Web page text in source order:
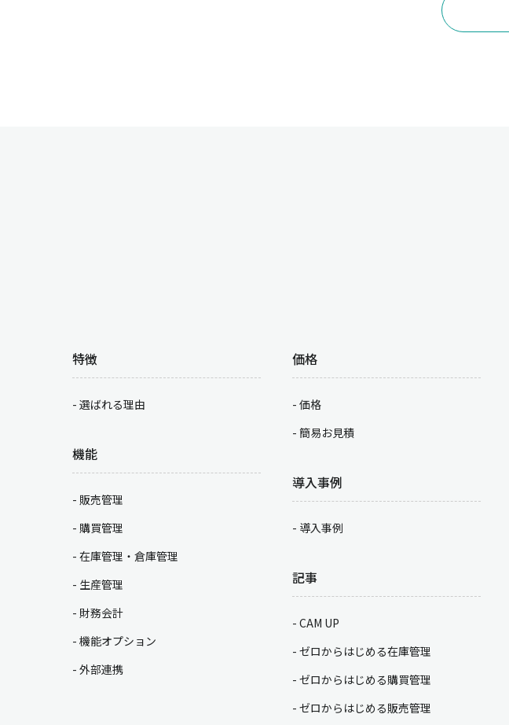
特徴
選ばれる理由
機能
販売管理
購買管理
在庫管理・倉庫管理
生産管理
財務会計
機能オプション
外部連携
価格
価格
簡易お見積
導入事例
導入事例
記事
CAM UP
ゼロからはじめる在庫管理
ゼロからはじめる購買管理
ゼロからはじめる販売管理